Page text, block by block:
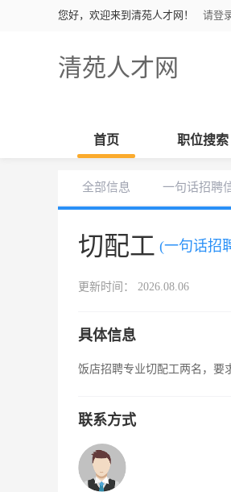
您好，欢迎来到清苑人才网！ 请登
清苑人才网
首页 职位搜索
全部信息 一句话招聘
切配工 (一句话招
更新时间： 2026.08.06
具体信息
饭店招聘专业切配工两名，要
联系方式